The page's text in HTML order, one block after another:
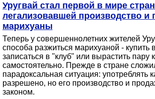
Уругвай стал первой в мире
легализовавшей производство и
марихуаны
Теперь у совершеннолетних жителей
способа разжиться марихуаной - купить
записаться в "клуб" или вырастить пару
самостоятельно. Прежде в стране
парадоксальная ситуация: употреблять
разрешено, но его производство и
законом.